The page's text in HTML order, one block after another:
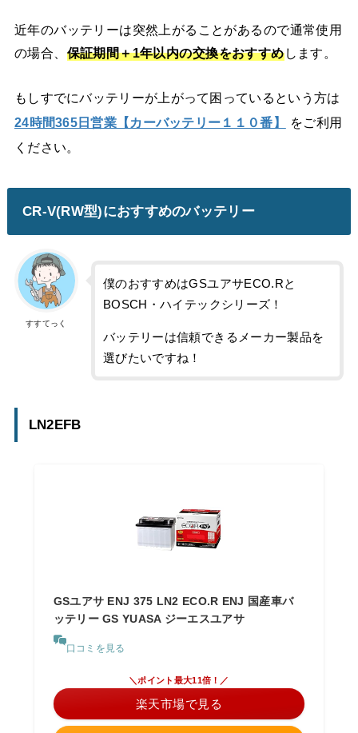
近年のバッテリーは突然上がることがあるので通常使用
の場合、 保証期間＋1年以内の交換をおすすめします。
もしすでにバッテリーが上がって困っているという方は
24時間365日営業【カーバッテリー１１０番】
をご利用
ください。
CR-V(RW型)におすすめのバッテリー
すすてっく
僕のおすすめはGSユアサECO.Rと
BOSCH・ハイテックシリーズ！
バッテリーは信頼できるメーカー製品を
選びたいですね！
LN2EFB
GSユアサ ENJ 375 LN2 ECO.R ENJ 国産車バ
ッテリー GS YUASA ジーエスユアサ
口コミを見る
＼ポイント最大11倍！／
楽天市場で見る